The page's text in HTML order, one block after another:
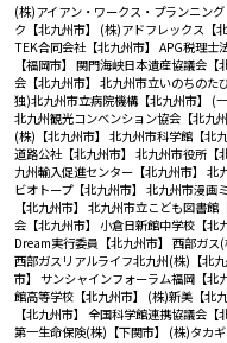
(株)アイアン・ワークス・プランニング
ク【北九州市】 (株)アドフレックス【北
TEK合同会社【北九州市】 APG税理士
【福岡市】 関門海峡日本遺産協議会【
会【北九州市】 北九州市立いのちのた
独)北九州市立病院機構【北九州市】 (
北九州観光コンベンション協会【北九州
(株)【北九州市】 北九州市科学館【北九
道路公社【北九州市】 北九州市役所【
九州輸入促進センター【北九州市】 北
ビオトープ【北九州市】 北九州市漫画
【北九州市】 北九州市立こども図書館
会【北九州市】 小倉日新館中学校【北
Dream実行委員【北九州市】 西部ガス(
西部ガスリアルライフ北九州(株)【北九
市】 サンシャインフォーラム福岡【北
館高等学校【北九州市】 (株)新美【北九
【北九州市】 全国科学館連携協議会【
第一生命保険(株)【下関市】 (株)タカギ